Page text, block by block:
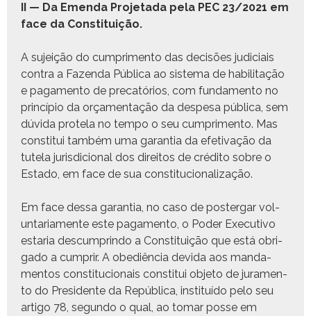
II — Da Emen­da Pro­je­ta­da pela PEC 23/2021 em
face da Constituição.
A sujeição do cumpri­men­to das decisões judi­ci­ais
con­tra a Fazen­da Públi­ca ao sis­tema de habil­i­tação
e paga­men­to de pre­catórios, com fun­da­men­to no
princí­pio da orça­men­tação da despe­sa públi­ca, sem
dúvi­da pro­tela no tem­po o seu cumpri­men­to. Mas
con­sti­tui tam­bém uma garan­tia da efe­ti­vação da
tutela juris­di­cional dos dire­itos de crédi­to sobre o
Esta­do, em face de sua constitucionalização.
Em face dessa garan­tia, no caso de poster­gar vol­
un­tari­a­mente este paga­men­to, o Poder Exec­u­ti­vo
estaria des­cumprindo a Con­sti­tu­ição que está obri­
ga­do a cumprir. A obe­diên­cia dev­i­da aos man­da­
men­tos con­sti­tu­cionais con­sti­tui obje­to de jura­men­
to do Pres­i­dente da Repúbli­ca, insti­tuí­do pelo seu
arti­go 78, segun­do o qual, ao tomar posse em